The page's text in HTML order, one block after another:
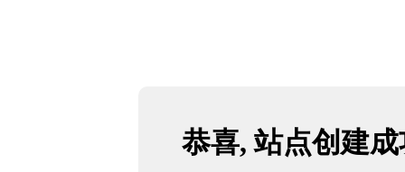
恭喜, 站点创建